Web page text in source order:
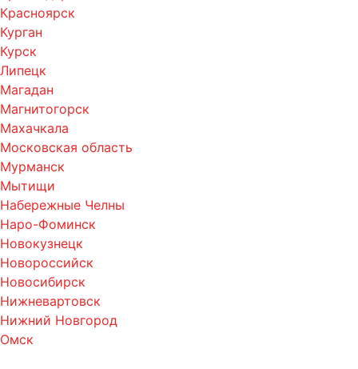
Красноярск
Курган
Курск
Липецк
Магадан
Магнитогорск
Махачкала
Московская область
Мурманск
Мытищи
Набережные Челны
Наро-Фоминск
Новокузнецк
Новороссийск
Новосибирск
Нижневартовск
Нижний Новгород
Омск